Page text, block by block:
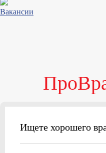
Вакансии
Ищете хорошего